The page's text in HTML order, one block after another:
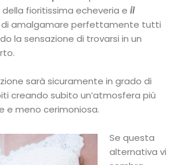
fioritissima echeveria eil
di amalgamare perfettamente tutti
la sensazione di trovarsi in un
sarà sicuramente in grado di
creando subito un’atmosfera più
e meno cerimoniosa.
Se questa
alternativa vi